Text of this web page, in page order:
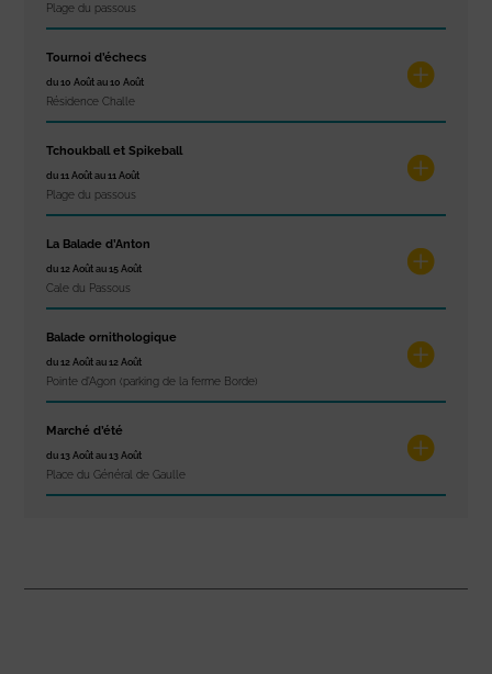
Plage du passous
Tournoi d’échecs
du 10 Août au 10 Août
Résidence Challe
Tchoukball et Spikeball
du 11 Août au 11 Août
Plage du passous
La Balade d’Anton
du 12 Août au 15 Août
Cale du Passous
Balade ornithologique
du 12 Août au 12 Août
Pointe d'Agon (parking de la ferme Borde)
Marché d’été
du 13 Août au 13 Août
Place du Général de Gaulle